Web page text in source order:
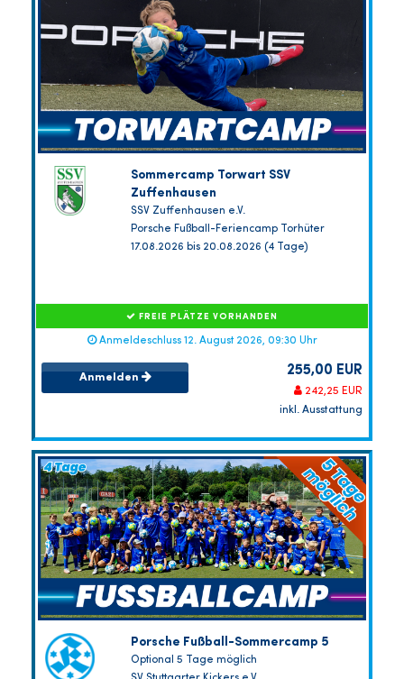
Sommercamp Torwart SSV
Zuffenhausen
SSV Zuffenhausen e.V.
Porsche Fußball-Feriencamp Torhüter
17.08.2026 bis 20.08.2026 (4 Tage)
FREIE PLÄTZE VORHANDEN
Anmeldeschluss 12. August 2026, 09:30 Uhr
Anmelden 255,00 EUR
242,25 EUR
inkl. Ausstattung
Porsche Fußball-Sommercamp 5
Optional 5 Tage möglich